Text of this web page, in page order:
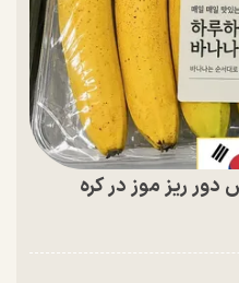
دور ریز موز در کره